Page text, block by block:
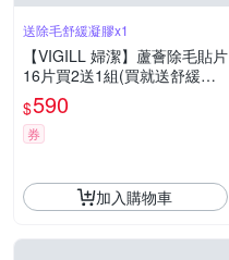
送除毛舒緩凝膠x1
【VIGILL 婦潔】蘆薈除毛貼片
16片買2送1組(買就送舒緩凝
膠50mlx1)-男性除毛、女性除
毛 除毛貼 除毛膏
$590
券
加入購物車